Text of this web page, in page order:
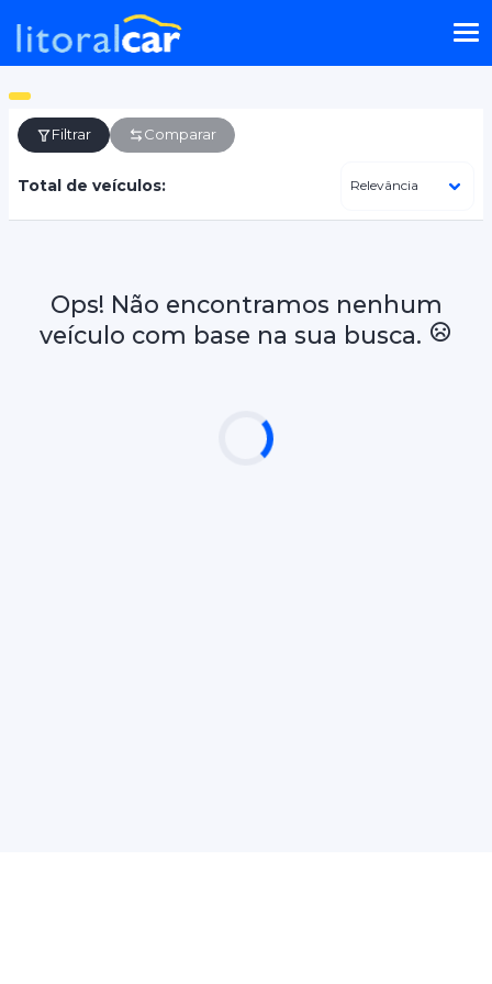
Filtrar Comparar
Total de veículos:
Ops! Não encontramos nenhum
veículo com base na sua busca.